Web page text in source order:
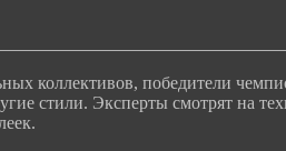
коллективов, победители
стили. Эксперты смотрят на